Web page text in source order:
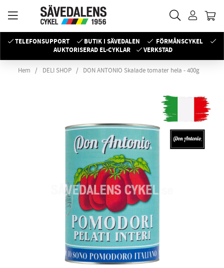
TELEFONSUPPORT BUTIK I SÄVEDALEN
FÖRMÅNSCYKEL
AUKTORISERAD EL-CYKLAR
VERKSTAD
Hem DELI SHOP DON ANTONIO Skalade tomater hela - 400g